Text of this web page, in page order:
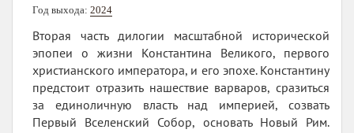
Год выхода: 2024
Вторая часть дилогии масштабной исторической
эпопеи о жизни Константина Великого, первого
христианского императора, и его эпохе. Константину
предстоит отразить нашествие варваров, сразиться
за единоличную власть над империей, созвать
Первый Вселенский Собор, основать Новый Рим.